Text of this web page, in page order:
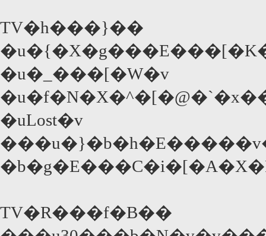
TV�h���}��
�u�_���[�W�v
�uLost�v
TV�R���f�B��